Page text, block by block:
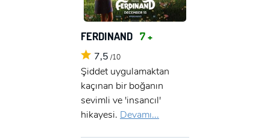
FERDINAND 7 +
7,5 /10
Şiddet uygulamaktan
kaçınan bir boğanın
sevimli ve 'insancıl'
hikayesi. Devamı...